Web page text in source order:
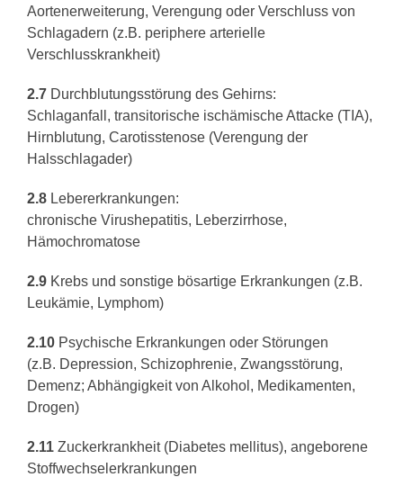
Aortenerweiterung, Verengung oder Verschluss von
Schlagadern (z.B. periphere arterielle
Verschlusskrankheit)
2.7Durchblutungsstörung des Gehirns:
Schlaganfall, transitorische ischämische Attacke (TIA),
Hirnblutung, Carotisstenose (Verengung der
Halsschlagader)
2.8Lebererkrankungen:
chronische Virushepatitis, Leberzirrhose,
Hämochromatose
2.9Krebs und sonstige bösartige Erkrankungen (z.B.
Leukämie, Lymphom)
2.10Psychische Erkrankungen oder Störungen
(z.B. Depression, Schizophrenie, Zwangsstörung,
Demenz; Abhängigkeit von Alkohol, Medikamenten,
Drogen)
2.11Zuckerkrankheit (Diabetes mellitus), angeborene
Stoffwechselerkrankungen